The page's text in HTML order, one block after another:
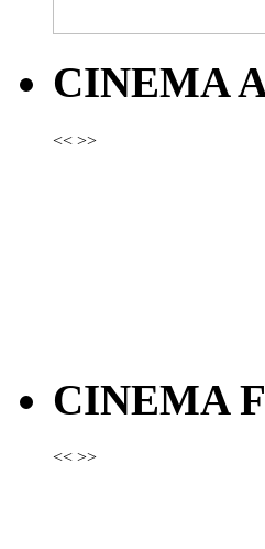
CINEMA
<< >>
CINEMA
<< >>